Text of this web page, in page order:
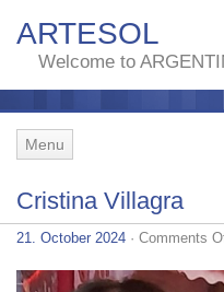
ARTESOL
Welcome to
Menu
Cristina Villagra
21. October 2024 · Comments